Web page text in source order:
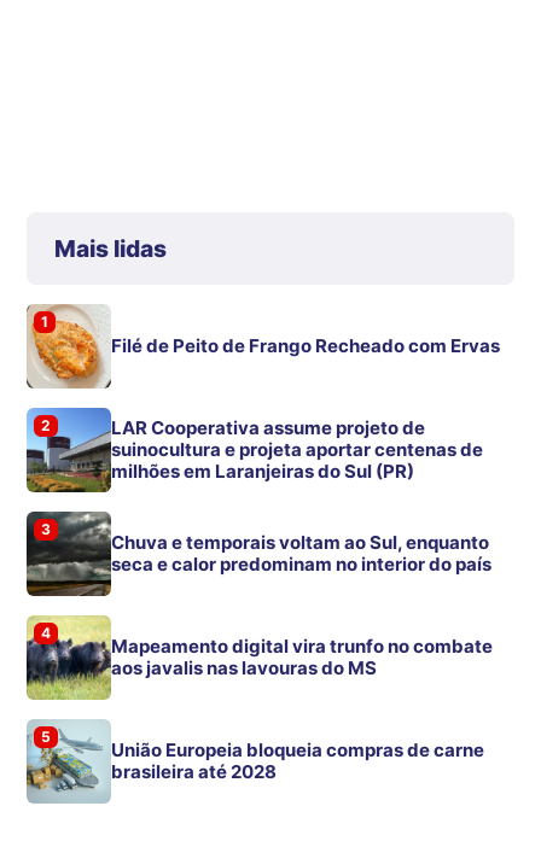
Mais lidas
1
Filé de Peito de Frango Recheado com Ervas
2
LAR Cooperativa assume projeto de
suinocultura e projeta aportar centenas de
milhões em Laranjeiras do Sul (PR)
3
Chuva e temporais voltam ao Sul, enquanto
seca e calor predominam no interior do país
4
Mapeamento digital vira trunfo no combate
aos javalis nas lavouras do MS
5
União Europeia bloqueia compras de carne
brasileira até 2028